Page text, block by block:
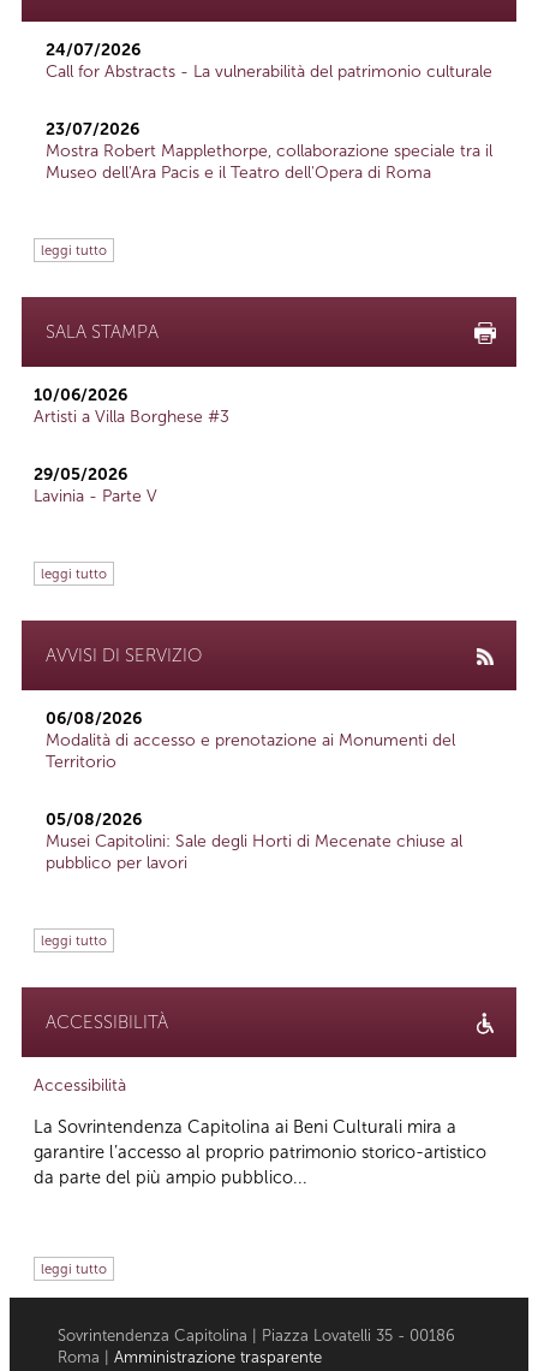
24/07/2026
Call for Abstracts - La vulnerabilità del patrimonio culturale
23/07/2026
Mostra Robert Mapplethorpe, collaborazione speciale tra il
Museo dell'Ara Pacis e il Teatro dell'Opera di Roma
leggi tutto
SALA STAMPA
10/06/2026
Artisti a Villa Borghese #3
29/05/2026
Lavinia - Parte V
leggi tutto
AVVISI DI SERVIZIO
06/08/2026
Modalità di accesso e prenotazione ai Monumenti del
Territorio
05/08/2026
Musei Capitolini: Sale degli Horti di Mecenate chiuse al
pubblico per lavori
leggi tutto
ACCESSIBILITÀ
Accessibilità
La Sovrintendenza Capitolina ai Beni Culturali mira a
garantire l’accesso al proprio patrimonio storico-artistico
da parte del più ampio pubblico...
leggi tutto
Sovrintendenza Capitolina | Piazza Lovatelli 35 - 00186
Roma | Amministrazione trasparente